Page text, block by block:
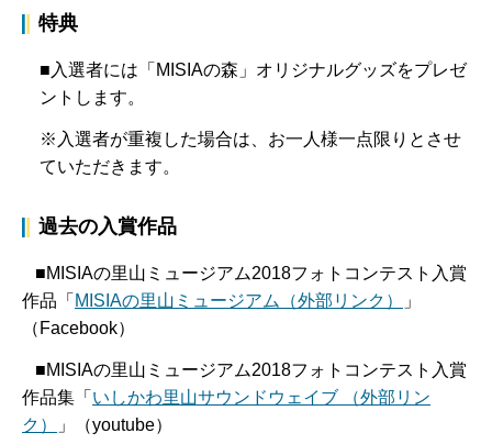
特典
■入選者には「MISIAの森」オリジナルグッズをプレゼ
ントします。
※入選者が重複した場合は、お一人様一点限りとさせ
ていただきます。
過去の入賞作品
■MISIAの里山ミュージアム2018フォトコンテスト入賞
作品「 MISIAの里山ミュージアム（外部リンク）
」
（Facebook）
■MISIAの里山ミュージアム2018フォトコンテスト入賞
作品集「 いしかわ里山サウンドウェイブ （外部リン
ク）
」（youtube）